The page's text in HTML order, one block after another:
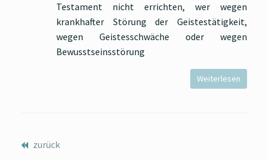
Testament nicht errichten, wer wegen
krankhafter Störung der Geistestätigkeit,
wegen Geistesschwäche oder wegen
Bewusstseinsstörung
Weiterlesen
zurück